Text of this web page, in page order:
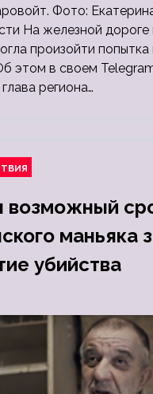
Фото:
На железной дороге
произойти
этом в своем
региона…
возможный
маньяка
убийства